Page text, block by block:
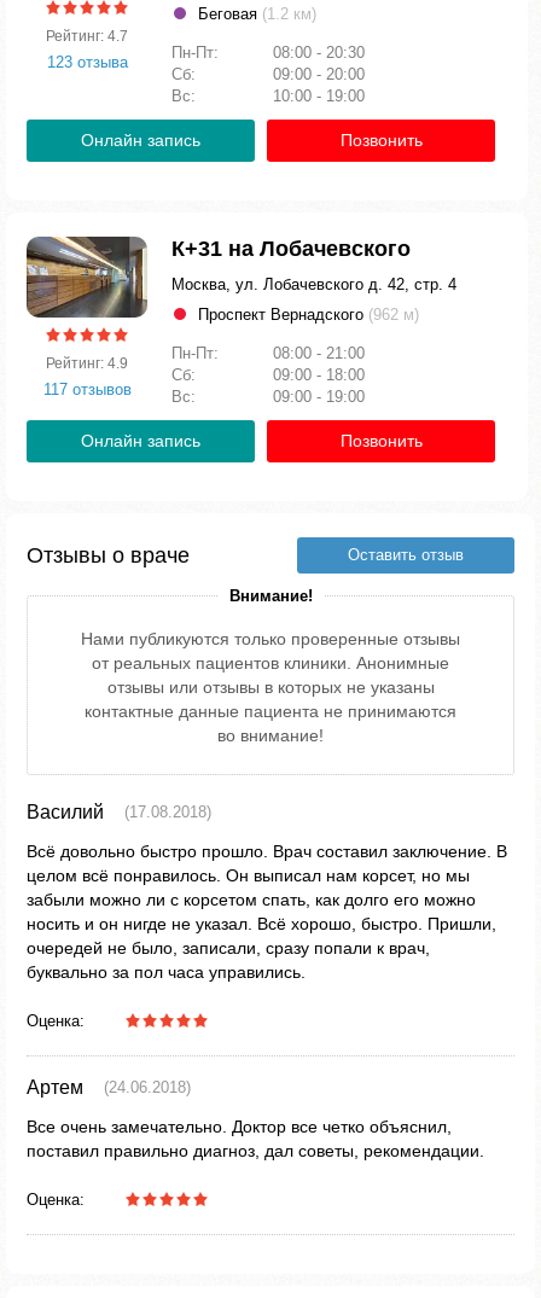
Рейтинг: 4.7
123 отзыва
Беговая (1.2 км)
Пн-Пт:
08:00 - 20:30
Сб:
09:00 - 20:00
Вс:
10:00 - 19:00
Онлайн запись Позвонить
Рейтинг: 4.9
117 отзывов
К+31 на Лобачевского
Москва, ул. Лобачевского д. 42, стр. 4
Проспект Вернадского (962 м)
Пн-Пт:
08:00 - 21:00
Сб:
09:00 - 18:00
Вс:
09:00 - 19:00
Онлайн запись Позвонить
Отзывы о враче Оставить отзыв
Внимание!
Нами публикуются только проверенные отзывы
от реальных пациентов клиники. Анонимные
отзывы или отзывы в которых не указаны
контактные данные пациента не принимаются
во внимание!
Василий (17.08.2018)
Всё довольно быстро прошло. Врач составил заключение. В
целом всё понравилось. Он выписал нам корсет, но мы
забыли можно ли с корсетом спать, как долго его можно
носить и он нигде не указал. Всё хорошо, быстро. Пришли,
очередей не было, записали, сразу попали к врач,
буквально за пол часа управились.
Оценка:
Артем (24.06.2018)
Все очень замечательно. Доктор все четко объяснил,
поставил правильно диагноз, дал советы, рекомендации.
Оценка: